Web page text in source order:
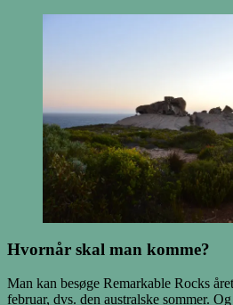
Hvornår skal man komme?
Man kan besøge Remarkable Rocks
februar, dvs. den australske sommer.